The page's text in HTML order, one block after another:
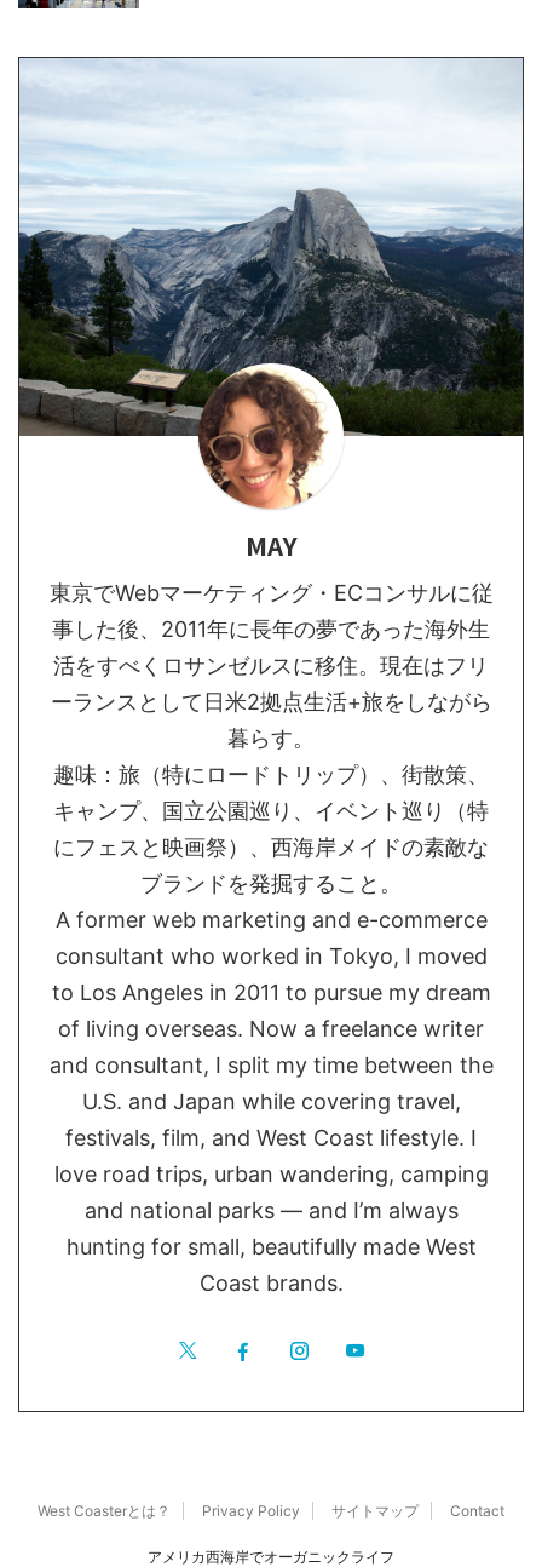
MAY
東京でWebマーケティング・ECコンサルに従
事した後、2011年に長年の夢であった海外生
活をすべくロサンゼルスに移住。現在はフリ
ーランスとして日米2拠点生活+旅をしながら
暮らす。
趣味：旅（特にロードトリップ）、街散策、
キャンプ、国立公園巡り、イベント巡り（特
にフェスと映画祭）、西海岸メイドの素敵な
ブランドを発掘すること。
A former web marketing and e-commerce
consultant who worked in Tokyo, I moved
to Los Angeles in 2011 to pursue my dream
of living overseas. Now a freelance writer
and consultant, I split my time between the
U.S. and Japan while covering travel,
festivals, film, and West Coast lifestyle. I
love road trips, urban wandering, camping
and national parks — and I’m always
hunting for small, beautifully made West
Coast brands.
West Coasterとは？ Privacy Policy サイトマップ Contact
アメリカ西海岸でオーガニックライフ